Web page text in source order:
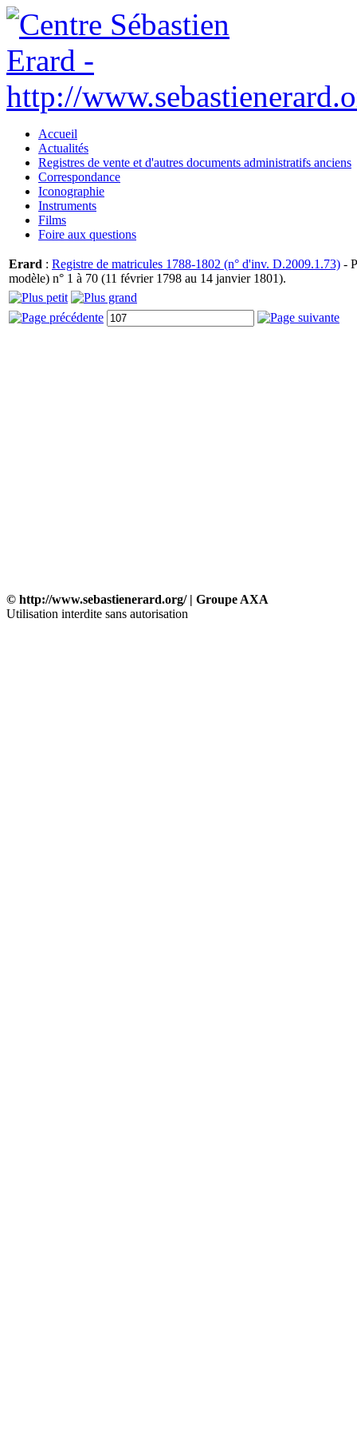
Accueil
Actualités
Registres de vente et d'autres documents administratifs anciens
Correspondance
Iconographie
Instruments
Films
Foire aux questions
Erard : Registre de matricules 1788-1802 (n° d'inv. D.2009.1.73) -
modèle) n° 1 à 70 (11 février 1798 au 14 janvier 1801).
© http://www.sebastienerard.org/ | Groupe AXA
Utilisation interdite sans autorisation